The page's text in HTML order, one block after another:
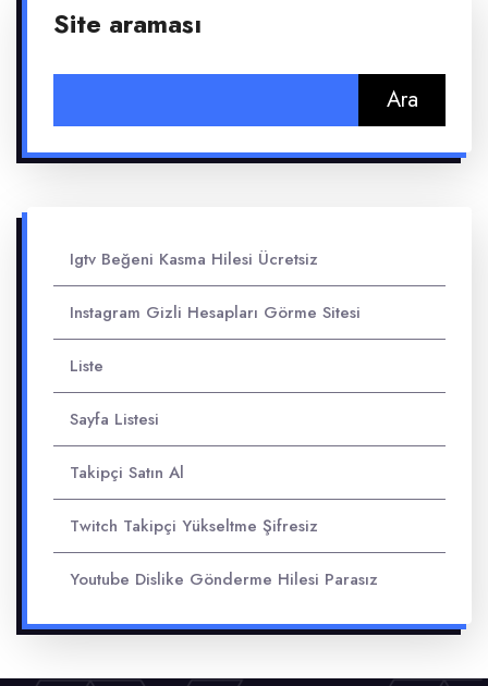
Site araması
Igtv Beğeni Kasma Hilesi Ücretsiz
Instagram Gizli Hesapları Görme Sitesi
Liste
Sayfa Listesi
Takipçi Satın Al
Twitch Takipçi Yükseltme Şifresiz
Youtube Dislike Gönderme Hilesi Parasız